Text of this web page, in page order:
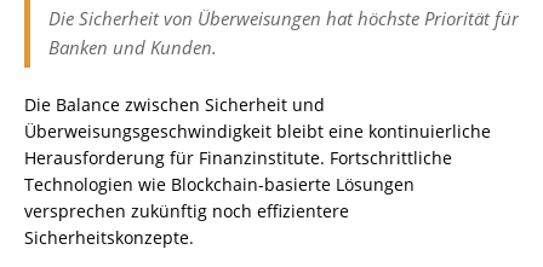
Die Sicherheit von Überweisungen hat höchste Priorität für
Banken und Kunden.
Die Balance zwischen Sicherheit und
Überweisungsgeschwindigkeit bleibt eine kontinuierliche
Herausforderung für Finanzinstitute. Fortschrittliche
Technologien wie Blockchain-basierte Lösungen
versprechen zukünftig noch effizientere
Sicherheitskonzepte.